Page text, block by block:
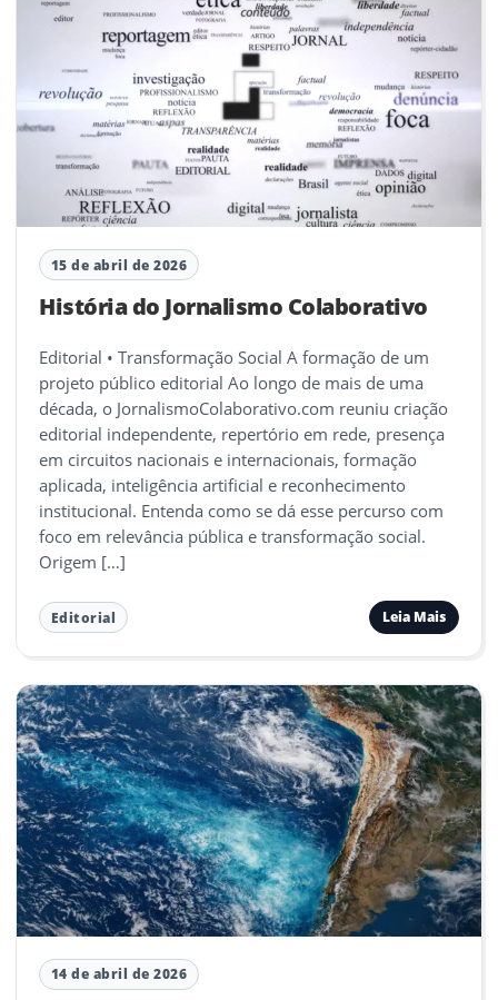
15 de abril de 2026
História do Jornalismo Colaborativo
Editorial • Transformação Social A formação de um
projeto público editorial Ao longo de mais de uma
década, o JornalismoColaborativo.com reuniu criação
editorial independente, repertório em rede, presença
em circuitos nacionais e internacionais, formação
aplicada, inteligência artificial e reconhecimento
institucional. Entenda como se dá esse percurso com
foco em relevância pública e transformação social.
Origem […]
Editorial Leia Mais
14 de abril de 2026